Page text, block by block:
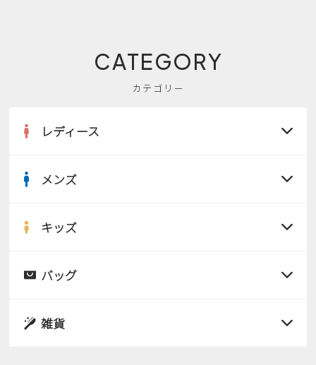
CATEGORY
カテゴリー
レディース
サンダル
スニーカー
メンズ
サンダル
キッズ
サンダル
バッグ
雑貨